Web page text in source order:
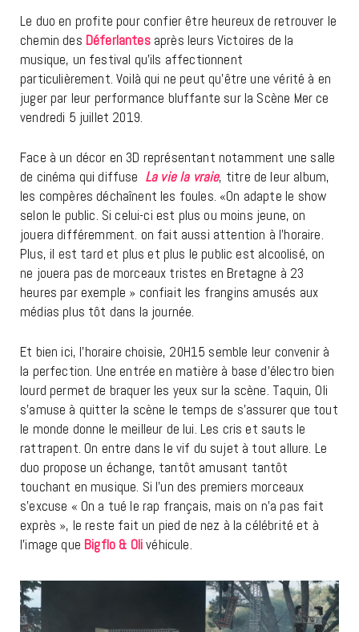
Le duo en profite pour confier être heureux de retrouver le
chemin des Déferlantes après leurs Victoires de la
musique, un festival qu’ils affectionnent
particulièrement. Voilà qui ne peut qu’être une vérité à en
juger par leur performance bluffante sur la Scène Mer ce
vendredi 5 juillet 2019.
Face à un décor en 3D représentant notamment une salle
de cinéma qui diffuse La vie la vraie, titre de leur album,
les compères déchaînent les foules. «On adapte le show
selon le public. Si celui-ci est plus ou moins jeune, on
jouera différemment. on fait aussi attention à l’horaire.
Plus, il est tard et plus et plus le public est alcoolisé, on
ne jouera pas de morceaux tristes en Bretagne à 23
heures par exemple » confiait les frangins amusés aux
médias plus tôt dans la journée.
Et bien ici, l’horaire choisie, 20H15 semble leur convenir à
la perfection. Une entrée en matière à base d’électro bien
lourd permet de braquer les yeux sur la scène. Taquin, Oli
s’amuse à quitter la scène le temps de s’assurer que tout
le monde donne le meilleur de lui. Les cris et sauts le
rattrapent. On entre dans le vif du sujet à tout allure. Le
duo propose un échange, tantôt amusant tantôt
touchant en musique. Si l’un des premiers morceaux
s’excuse « On a tué le rap français, mais on n’a pas fait
exprès », le reste fait un pied de nez à la célébrité et à
l’image que Bigflo & Olivéhicule.